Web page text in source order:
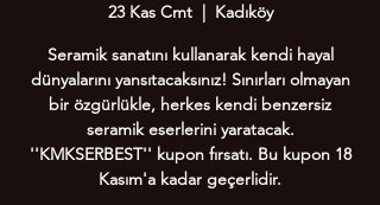
23 Kas Cmt
  |
Kadıköy
Seramik sanatını kullanarak kendi hayal
dünyalarını yansıtacaksınız! Sınırları olmayan
bir özgürlükle, herkes kendi benzersiz
seramik eserlerini yaratacak.
''KMKSERBEST'' kupon fırsatı. Bu kupon 18
Kasım'a kadar geçerlidir.